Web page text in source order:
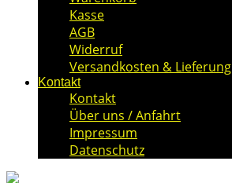
Kasse
AGB
Widerruf
Versandkosten & Lieferung
Kontakt
Kontakt
Über uns / Anfahrt
Impressum
Datenschutz